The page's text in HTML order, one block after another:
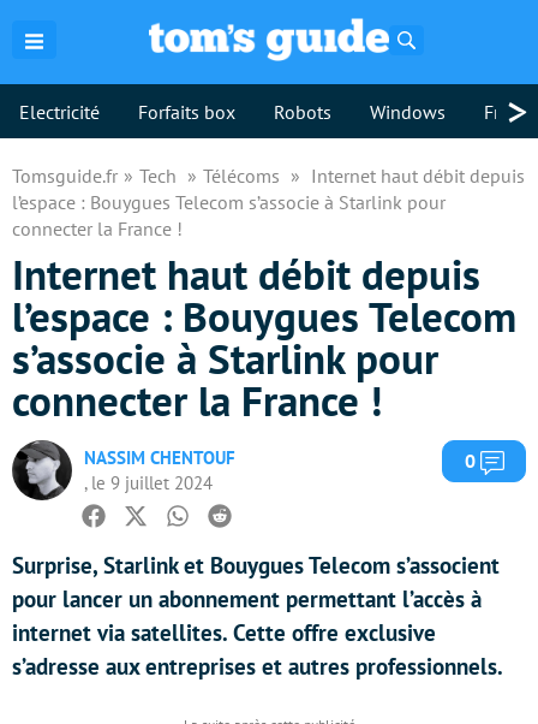
Electricité Forfaits box Robots Windows >
Tomsguide.fr Tech Télécoms
Internet haut débit depuis
l’espace : Bouygues Telecom s’associe à Starlink pour
connecter la France !
Internet haut débit depuis
l’espace : Bouygues Telecom
s’associe à Starlink pour
connecter la France !
NASSIM CHENTOUF
, le 9 juillet 2024
0
Facebook
TwitterWhatsapp
Reddit
Surprise, Starlink et Bouygues Telecom s’associent
pour lancer un abonnement permettant l’accès à
internet via satellites. Cette offre exclusive
s’adresse aux entreprises et autres professionnels.